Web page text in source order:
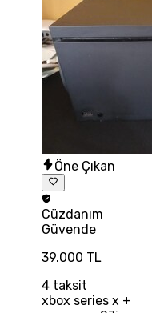
Öne Çıkan
Cüzdanım
Güvende
39.000 TL
4taksit
xbox series x +